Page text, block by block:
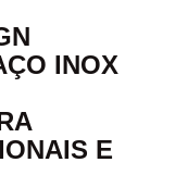
INOX
E